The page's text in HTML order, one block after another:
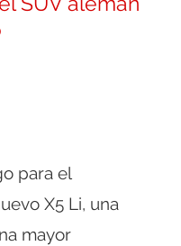
para el
X5 Li, una
mayor